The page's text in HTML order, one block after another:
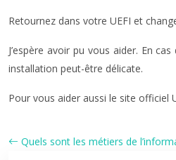
Retournez dans votre UEFI et
J’espère avoir pu vous aider. En
installation peut-être délicate.
Pour vous aider aussi le site officiel
Quels sont les métiers de